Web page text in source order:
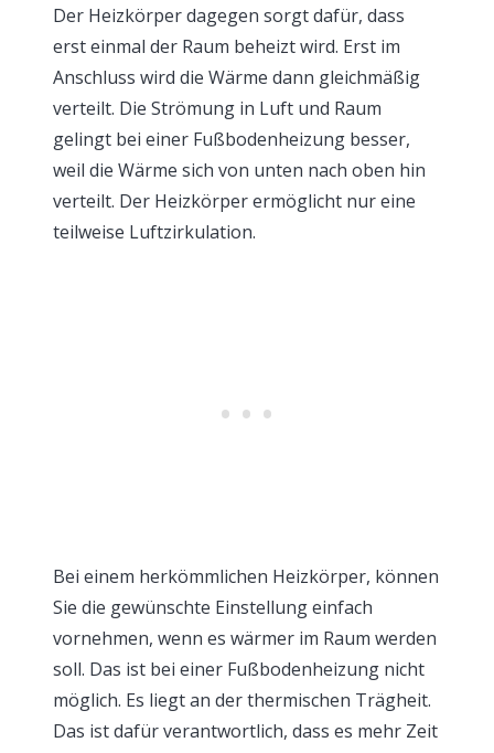
Der Heizkörper dagegen sorgt dafür, dass
erst einmal der Raum beheizt wird. Erst im
Anschluss wird die Wärme dann gleichmäßig
verteilt. Die Strömung in Luft und Raum
gelingt bei einer Fußbodenheizung besser,
weil die Wärme sich von unten nach oben hin
verteilt. Der Heizkörper ermöglicht nur eine
teilweise Luftzirkulation.
Bei einem herkömmlichen Heizkörper, können
Sie die gewünschte Einstellung einfach
vornehmen, wenn es wärmer im Raum werden
soll. Das ist bei einer Fußbodenheizung nicht
möglich. Es liegt an der thermischen Trägheit.
Das ist dafür verantwortlich, dass es mehr Zeit